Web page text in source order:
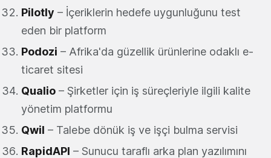
Pilotly – İçeriklerin hedefe uygunluğunu test
eden bir platform
Podozi – Afrika'da güzellik ürünlerine odaklı e-
ticaret sitesi
Qualio – Şirketler için iş süreçleriyle ilgili kalite
yönetim platformu
Qwil – Talebe dönük iş ve işçi bulma servisi
RapidAPI – Sunucu taraflı arka plan yazılımını